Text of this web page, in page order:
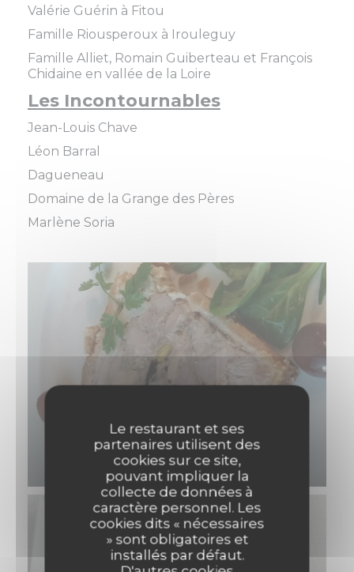
Le restaurant et ses
partenaires utilisent des
cookies sur ce site,
pouvant impliquer la
collecte de données à
caractère personnel. Les
cookies dits « nécessaires
» sont obligatoires et
installés par défaut.
Valérie Guérin à Fitou
Famille Riousperoux à Irouleguy
Famille Alliet, Romain Guiberteau et François
Chidaine en vallée de la Loire
Les Incontournables
Jean-Louis Chave
Léon Barral
Dagueneau
Domaine de la Grange des Pères
Marlène Soria